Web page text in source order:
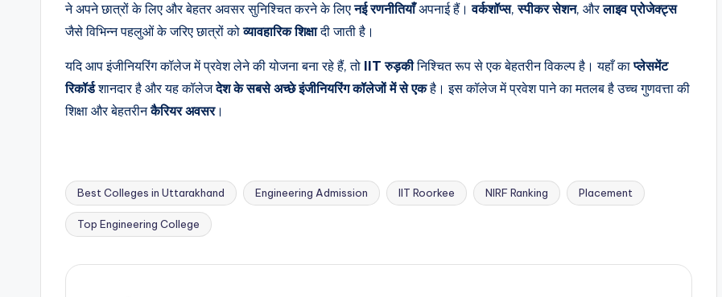
ने अपने छात्रों के लिए और बेहतर अवसर सुनिश्चित करने के लिएनई रणनीतियाँअपनाई हैं।वर्कशॉप्स,स्पीकर सेशन, औरलाइव प्रोजेक्ट्स
जैसे विभिन्न पहलुओं के जरिए छात्रों कोव्यावहारिक शिक्षादी जाती है।
यदि आप इंजीनियरिंग कॉलेज में प्रवेश लेने की योजना बना रहे हैं, तो IIT रुड़कीनिश्चित रूप से एक बेहतरीन विकल्प है। यहाँ काप्लेसमेंट
रिकॉर्डशानदार है और यह कॉलेजदेश के सबसे अच्छे इंजीनियरिंग कॉलेजों में से एकहै। इस कॉलेज में प्रवेश पाने का मतलब है उच्च गुणवत्ता की
शिक्षा और बेहतरीनकैरियर अवसर।
Tags:
Best Colleges in Uttarakhand Engineering Admission IIT Roorkee NIRF Ranking Placement
Top Engineering College